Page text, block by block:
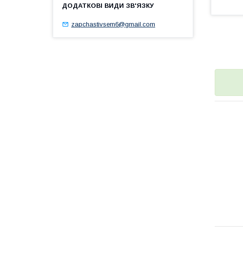
zapchastivsem6@gmail.com